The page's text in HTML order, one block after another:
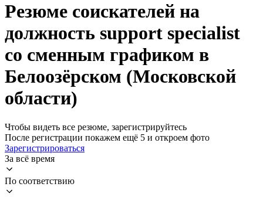
Резюме соискателей на
должность support specialist
со сменным графиком в
Белоозёрском (Московской
области)
Чтобы видеть все резюме, зарегистрируйтесь
После регистрации покажем ещё 5 и откроем фото
Зарегистрироваться
За всё время
По соответствию